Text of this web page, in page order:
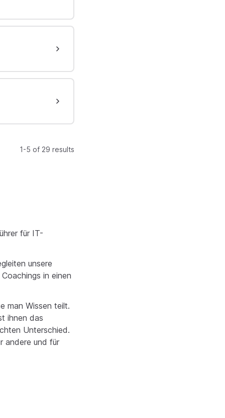
1-5 of 29 results
für IT-
unsere
in einen
man Wissen teilt.
ihnen das
Unterschied.
andere und für